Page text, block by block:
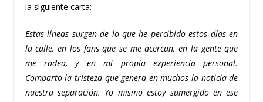
la siguiente carta:
Estas líneas surgen de lo que he percibido estos días en
la calle, en los fans que se me acercan, en la gente que
me rodea, y en mi propia experiencia personal.
Comparto la tristeza que genera en muchos la noticia de
nuestra separación. Yo mismo estoy sumergido en ese